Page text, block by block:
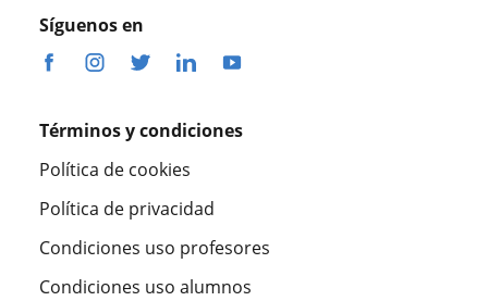
Síguenos en
Términos y condiciones
Política de cookies
Política de privacidad
Condiciones uso profesores
Condiciones uso alumnos